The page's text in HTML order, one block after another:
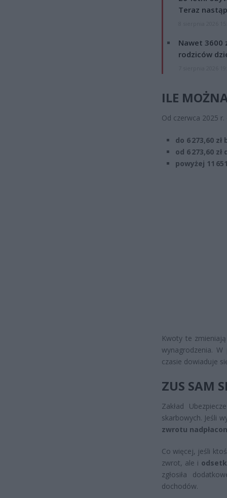
Teraz
Nawet 3600
rodziców
ILE
Od czerwca 2025
do 6 273,60
od 6 273,60
powyżej 11
Kwoty te
wynagrodzenia.
czasie dowiaduje
ZUS SAM
Zakład
skarbowych. Jeśli
zwrotu
Co więcej, jeśli
zwrot, ale i
zgłosiła
dochodów.